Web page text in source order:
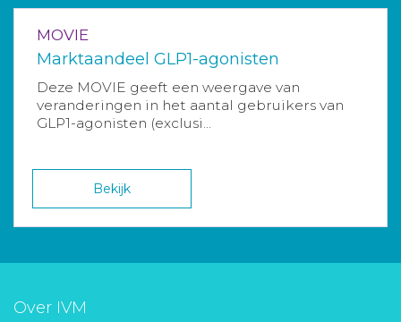
MOVIE
Marktaandeel GLP1-agonisten
Deze MOVIE geeft een weergave van
veranderingen in het aantal gebruikers van
GLP1-agonisten (exclusi...
Bekijk
Over IVM